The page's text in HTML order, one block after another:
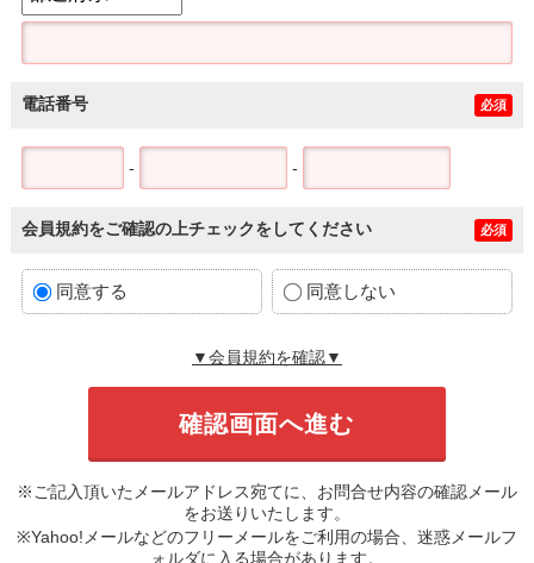
電話番号 必須
- -
会員規約をご確認の上チェックをしてください 必須
同意する 同意しない
▼会員規約を確認▼
※ご記入頂いたメールアドレス宛てに、お問合せ内容の確認メール
をお送りいたします。
※Yahoo!メールなどのフリーメールをご利用の場合、迷惑メールフ
ォルダに入る場合があります。